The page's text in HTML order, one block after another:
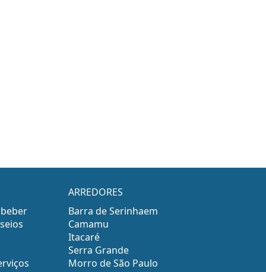
ARREDORES
Barra de Serinhaem
Camamu
Itacaré
Serra Grande
Morro de São Paulo